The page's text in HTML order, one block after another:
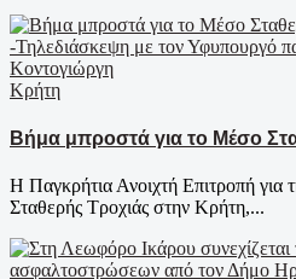
Κρήτη
Βήμα μπροστά για το Μέσο
Η Παγκρήτια Ανοιχτή Επιτροπή για
Σταθερής Τροχιάς στην Κρήτη,...